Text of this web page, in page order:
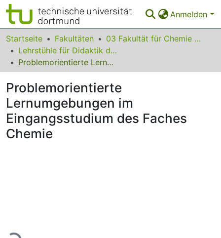
Anmelden
Bereiche & Sammlungen
Das gesamte Repositorium
FAQ
Leitlinien
Zurück zur Startseite
Startseite Fakultäten
03 Fakultät für Chemie und Chemische Biologie
Lehrstühle für Didaktik der Chemie
Problemorientierte Lernumgebungen im Eingangsstudium des Faches Chemie
Problemorientierte
Lernumgebungen im
Eingangsstudium des Faches
Chemie